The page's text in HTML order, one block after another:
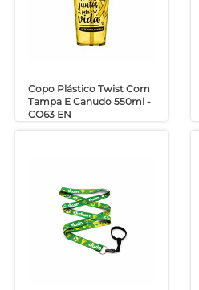
Copo Plástico Twist Com
Tampa E Canudo 550ml -
CO63 EN